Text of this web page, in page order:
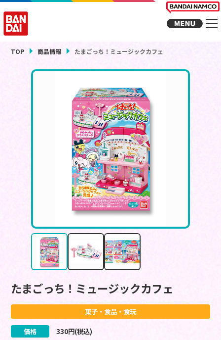
TOP 商品情報 たまごっち！ミュージックカフェ
たまごっち！ミュージックカフェ
菓子・食品・食玩
価格 330円(税込)